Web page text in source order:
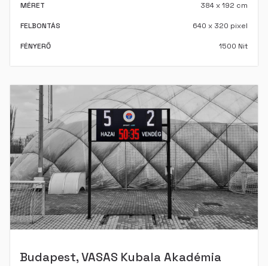
MÉRET 384 x 192 cm
FELBONTÁS 640 x 320 pixel
FÉNYERŐ 1500 Nit
Budapest, VASAS Kubala Akadémia